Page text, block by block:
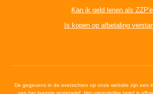
Kan ik geld lenen als
Is kopen op afbetaling
De gegevens in de overzichten op onze website zijn een
van het laagste rentetarief. Het uiteindelijke tarief is